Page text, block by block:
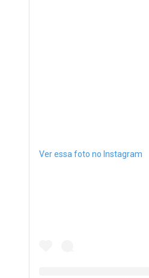
Ver essa foto no Instagram